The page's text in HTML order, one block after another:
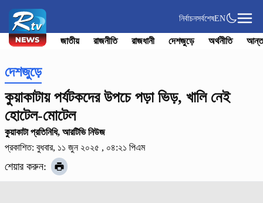
নির্বাচনসর্বশেষEN
জাতীয় রাজনীতি রাজধানী দেশজুড়ে অর্থনীতি
দেশজুড়ে
কুয়াকাটায় পর্যটকদের উপচে পড়া ভিড়, খালি নেই
হোটেল-মোটেল
কুয়াকাটা প্রতিনিধি, আরটিভি নিউজ
প্রকাশিত: বুধবার, ১১ জুন ২০২৫ , ০৪:২১ পিএম
শেয়ার করুন: